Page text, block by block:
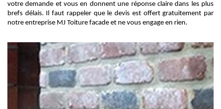
votre demande et vous en donnent une réponse claire dans les plus
brefs délais. Il faut rappeler que le devis est offert gratuitement par
notre entreprise MJ Toiture facade et ne vous engage en rien.